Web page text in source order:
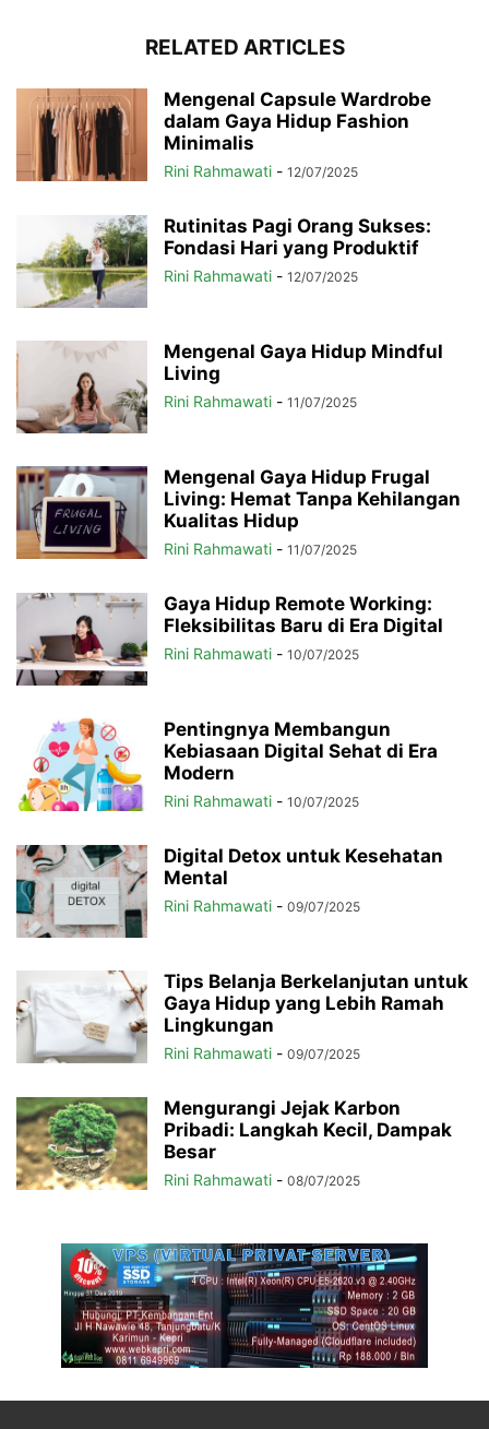
RELATED ARTICLES
Mengenal Capsule Wardrobe
dalam Gaya Hidup Fashion
Minimalis
Rini Rahmawati - 12/07/2025
Rutinitas Pagi Orang Sukses:
Fondasi Hari yang Produktif
Rini Rahmawati - 12/07/2025
Mengenal Gaya Hidup Mindful
Living
Rini Rahmawati - 11/07/2025
Mengenal Gaya Hidup Frugal
Living: Hemat Tanpa Kehilangan
Kualitas Hidup
Rini Rahmawati - 11/07/2025
Gaya Hidup Remote Working:
Fleksibilitas Baru di Era Digital
Rini Rahmawati - 10/07/2025
Pentingnya Membangun
Kebiasaan Digital Sehat di Era
Modern
Rini Rahmawati - 10/07/2025
Digital Detox untuk Kesehatan
Mental
Rini Rahmawati - 09/07/2025
Tips Belanja Berkelanjutan untuk
Gaya Hidup yang Lebih Ramah
Lingkungan
Rini Rahmawati - 09/07/2025
Mengurangi Jejak Karbon
Pribadi: Langkah Kecil, Dampak
Besar
Rini Rahmawati - 08/07/2025